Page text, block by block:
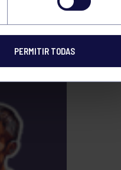
PERMITIR TODAS